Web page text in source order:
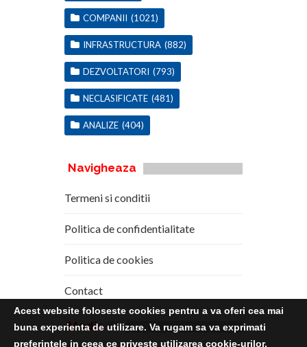
COMPANII (1021)
INFRASTRUCTURA (882)
DEZVOLTATORI (793)
NECLASIFICATE (481)
ANALIZE (404)
Navigheaza
Termeni si conditii
Politica de confidentialitate
Politica de cookies
Contact
Media Kit
Acest website foloseste cookies pentru a va oferi cea mai
buna experienta de utilizare. Va rugam sa va exprimati
preferintele in ceea ce priveste utilizarea cookie-urilor.